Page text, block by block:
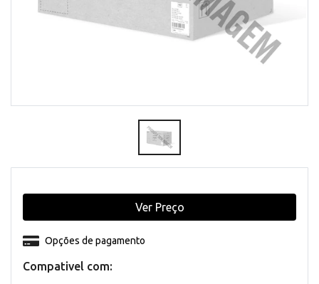
Compativel com:
Opções de pagamento
Ver Preço